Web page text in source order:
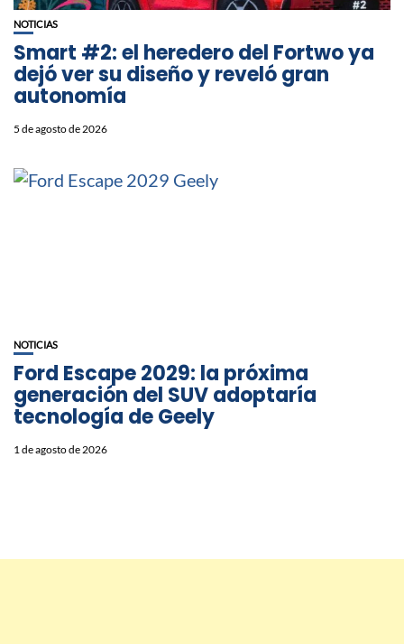
NOTICIAS
Smart #2: el heredero del Fortwo ya
dejó ver su diseño y reveló gran
autonomía
5 de agosto de 2026
NOTICIAS
Ford Escape 2029: la próxima
generación del SUV adoptaría
tecnología de Geely
1 de agosto de 2026